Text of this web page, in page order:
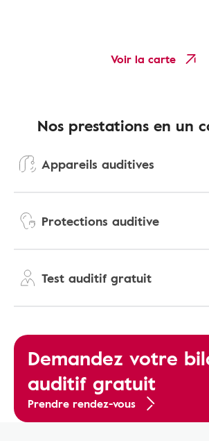
Voir la carte
Nos prestations en un
Appareils auditives
Protections auditive
Test auditif gratuit
Demandez votre
auditif gratuit
Prendre rendez-vous